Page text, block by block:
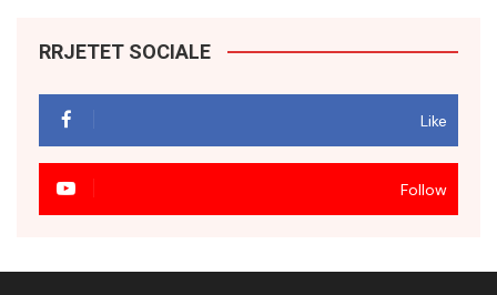
RRJETET SOCIALE
Like
Follow